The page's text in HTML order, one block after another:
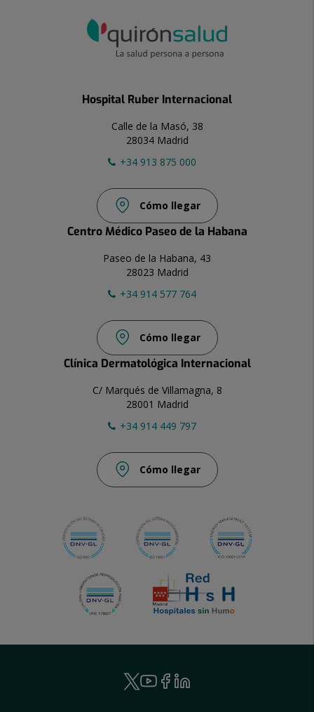
Hospital Ruber Internacional
Calle de la Masó, 38
28034 Madrid
+34 913 875 000
Cómo llegar
Centro Médico Paseo de la Habana
Paseo de la Habana, 43
28023 Madrid
+34 914 577 764
Cómo llegar
Clínica Dermatológica Internacional
C/ Marqués de Villamagna, 8
28001 Madrid
+34 914 449 797
Cómo llegar
Ruber
Twitter